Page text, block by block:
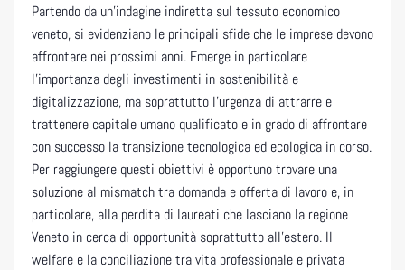
Partendo da un’indagine indiretta sul tessuto economico
veneto, si evidenziano le principali sfide che le imprese devono
affrontare nei prossimi anni. Emerge in particolare
l’importanza degli investimenti in sostenibilità e
digitalizzazione, ma soprattutto l’urgenza di attrarre e
trattenere capitale umano qualificato e in grado di affrontare
con successo la transizione tecnologica ed ecologica in corso.
Per raggiungere questi obiettivi è opportuno trovare una
soluzione al mismatch tra domanda e offerta di lavoro e, in
particolare, alla perdita di laureati che lasciano la regione
Veneto in cerca di opportunità soprattutto all’estero. Il
welfare e la conciliazione tra vita professionale e privata